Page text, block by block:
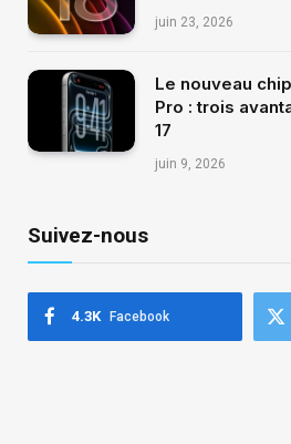
juin 23, 2026
Le nouveau
Pro : trois
17
juin 9, 2026
Suivez-nous
Facebook
4.3K